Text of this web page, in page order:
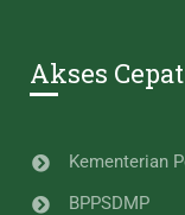
Akses Cepat
Kementerian
BPPSDMP